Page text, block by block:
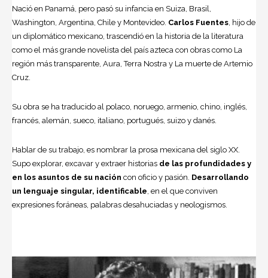
Nació en Panamá, pero pasó su infancia en Suiza, Brasil,
Washington, Argentina, Chile y Montevideo. Carlos Fuentes , hijo de
un diplomático mexicano, trascendió en la historia de la literatura
como el más grande novelista del país azteca con obras como La
región más transparente, Aura, Terra Nostra y La muerte de Artemio
Cruz.
Su obra se ha traducido al polaco, noruego, armenio, chino, inglés,
francés, alemán, sueco, italiano, portugués, suizo y danés.
Hablar de su trabajo, es nombrar la prosa mexicana del siglo XX.
Supo explorar, excavar y extraer historias de las profundidades y
en los asuntos de su nación con oficio y pasión. Desarrollando
un lenguaje singular, identificable , en el que conviven
expresiones foráneas, palabras desahuciadas y neologismos.